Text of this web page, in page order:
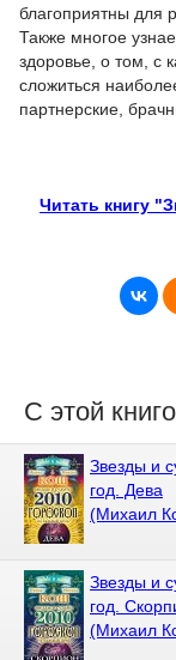
благоприятны для
Также многое
здоровье, о том, с
сложиться
партнерские,
Читать книгу
С этой
Звезды и
год. Дева
(Михаил
Звезды и
год.
(Михаил